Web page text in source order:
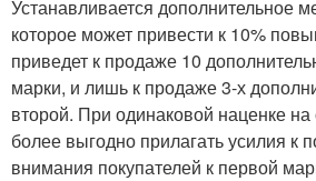
Устанавливается дополнительное
которое может привести к 10%
приведет к продаже 10
марки, и лишь к продаже 3-х
второй. При одинаковой наценке на
более выгодно прилагать усилия
внимания покупателей к первой